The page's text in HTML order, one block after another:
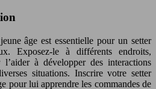
âge est essentielle pour un setter
Exposez-le à différents endroits,
à développer des interactions
situations. Inscrire votre setter
pour lui apprendre les commandes de